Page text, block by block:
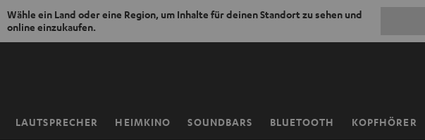
Wähle ein Land oder eine Region, um Inhalte für deinen Standort zu sehen und
online einzukaufen.
ZUM
LAUTSPRECHER HEIMKINO SOUNDBARS BLUETOOTH KOPFHÖRER
Startseite